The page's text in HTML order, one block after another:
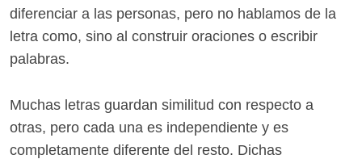
diferenciar a las personas, pero no hablamos de la
letra como, sino al construir oraciones o escribir
palabras.
Muchas letras guardan similitud con respecto a
otras, pero cada una es independiente y es
completamente diferente del resto. Dichas